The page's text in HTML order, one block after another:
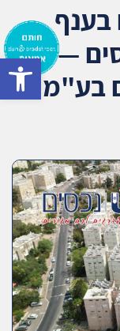
בענף
—
בע"מ